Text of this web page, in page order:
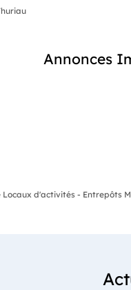
Annonces
Locaux d'activités - Entrepôts